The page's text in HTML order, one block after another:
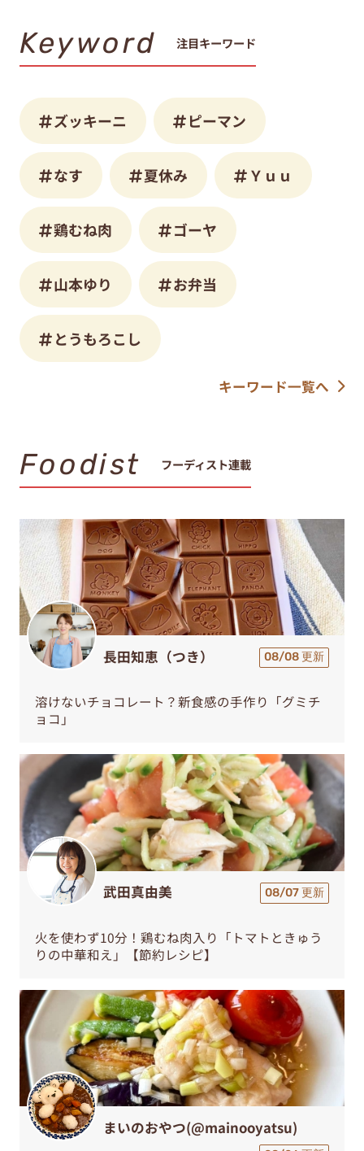
Keyword 注目キーワード
ズッキーニ ピーマン
なす 夏休み Ｙｕｕ
鶏むね肉 ゴーヤ
山本ゆり お弁当
とうもろこし
キーワード一覧へ
Foodist フーディスト連載
長田知恵（つき） 08/08 更新
溶けないチョコレート？新食感の手作り「グミチ
ョコ」
武田真由美 08/07 更新
火を使わず10分！鶏むね肉入り「トマトときゅう
りの中華和え」【節約レシピ】
まいのおやつ(@mainooyatsu)